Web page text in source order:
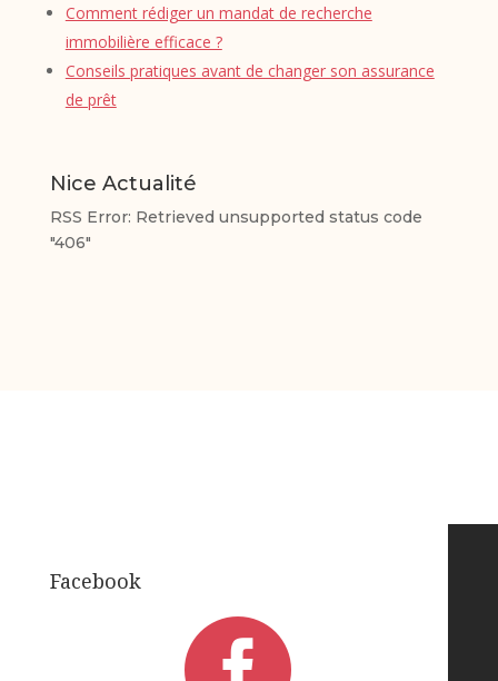
Comment rédiger un mandat de recherche
immobilière efficace ?
Conseils pratiques avant de changer son assurance
de prêt
Nice Actualité
RSS Error: Retrieved unsupported status code
"406"
Facebook